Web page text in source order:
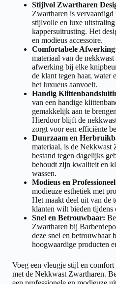
Stijlvol Zwartharen
Zwartharen is vervaardigd
stijlvolle en luxe uitstraling
kappersuitrusting. Het
en modieus accessoire.
Comfortabele
materiaal van de
afwerking bij elke
de klant tegen haar, water
het luxueus aanvoelt.
Handig
van een handige
gemakkelijk aan te
Hierdoor blijft de
zorgt voor een efficiënte
Duurzaam en
materiaal, is de Nekkwast
bestand tegen dagelijks
behoudt zijn kwaliteit en
wassen.
Modieus en
modieuze esthetiek met
Het maakt deel uit van de
klanten wilt bieden tijdens
Snel en Betrouwbaar:
Zwartharen bij
deze snel en betrouwbaar
hoogwaardige producten
Voeg een vleugje stijl en comfort
met de Nekkwast Zwartharen.